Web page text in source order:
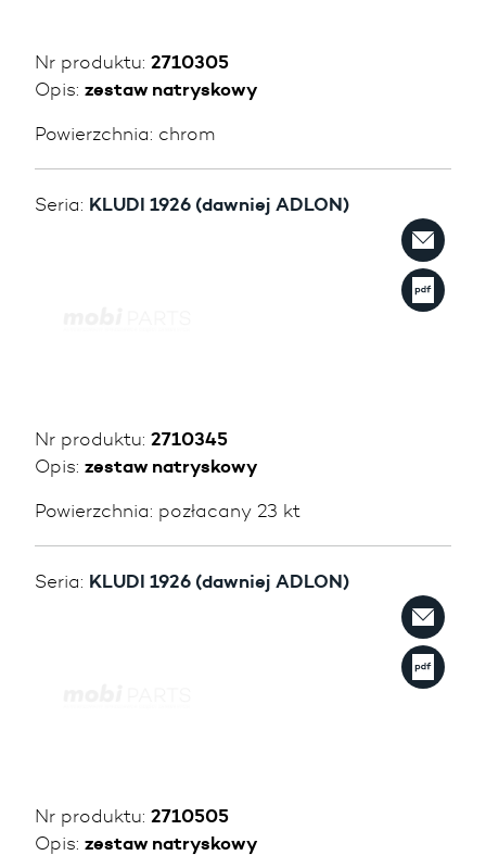
Nr produktu: 2710305
Opis: zestaw natryskowy
Powierzchnia: chrom
Seria: KLUDI 1926 (dawniej ADLON)
Nr produktu: 2710345
Opis: zestaw natryskowy
Powierzchnia: pozłacany 23 kt
Seria: KLUDI 1926 (dawniej ADLON)
Nr produktu: 2710505
Opis: zestaw natryskowy